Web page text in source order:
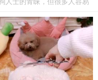
人士的青睐，但很多人容易
种，比如金毛，雪纳瑞，等
，欧洲大陆式，等等。